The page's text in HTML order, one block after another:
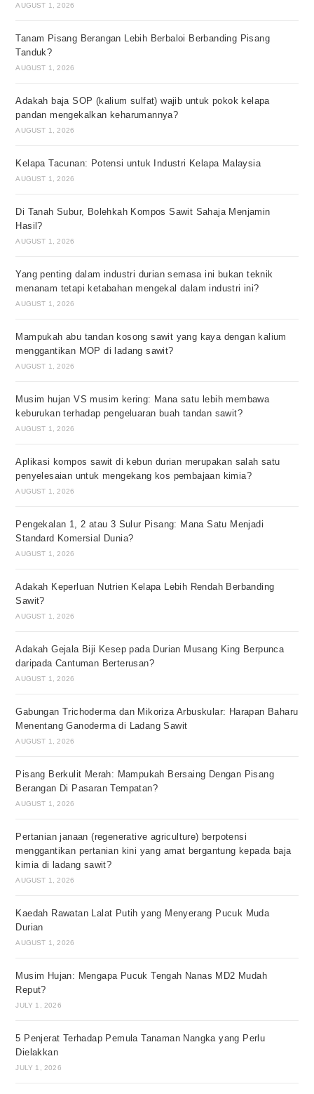
AUGUST 1, 2026
Tanam Pisang Berangan Lebih Berbaloi Berbanding Pisang
Tanduk?
AUGUST 1, 2026
Adakah baja SOP (kalium sulfat) wajib untuk pokok kelapa
pandan mengekalkan keharumannya?
AUGUST 1, 2026
Kelapa Tacunan: Potensi untuk Industri Kelapa Malaysia
AUGUST 1, 2026
Di Tanah Subur, Bolehkah Kompos Sawit Sahaja Menjamin
Hasil?
AUGUST 1, 2026
Yang penting dalam industri durian semasa ini bukan teknik
menanam tetapi ketabahan mengekal dalam industri ini?
AUGUST 1, 2026
Mampukah abu tandan kosong sawit yang kaya dengan kalium
menggantikan MOP di ladang sawit?
AUGUST 1, 2026
Musim hujan VS musim kering: Mana satu lebih membawa
keburukan terhadap pengeluaran buah tandan sawit?
AUGUST 1, 2026
Aplikasi kompos sawit di kebun durian merupakan salah satu
penyelesaian untuk mengekang kos pembajaan kimia?
AUGUST 1, 2026
Pengekalan 1, 2 atau 3 Sulur Pisang: Mana Satu Menjadi
Standard Komersial Dunia?
AUGUST 1, 2026
Adakah Keperluan Nutrien Kelapa Lebih Rendah Berbanding
Sawit?
AUGUST 1, 2026
Adakah Gejala Biji Kesep pada Durian Musang King Berpunca
daripada Cantuman Berterusan?
AUGUST 1, 2026
Gabungan Trichoderma dan Mikoriza Arbuskular: Harapan Baharu
Menentang Ganoderma di Ladang Sawit
AUGUST 1, 2026
Pisang Berkulit Merah: Mampukah Bersaing Dengan Pisang
Berangan Di Pasaran Tempatan?
AUGUST 1, 2026
Pertanian janaan (regenerative agriculture) berpotensi
menggantikan pertanian kini yang amat bergantung kepada baja
kimia di ladang sawit?
AUGUST 1, 2026
Kaedah Rawatan Lalat Putih yang Menyerang Pucuk Muda
Durian
AUGUST 1, 2026
Musim Hujan: Mengapa Pucuk Tengah Nanas MD2 Mudah
Reput?
JULY 1, 2026
5 Penjerat Terhadap Pemula Tanaman Nangka yang Perlu
Dielakkan
JULY 1, 2026